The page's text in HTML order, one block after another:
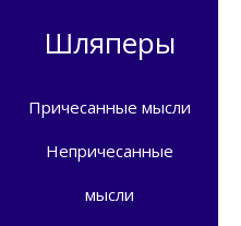
Шляперы
Причесанные мысли
Непричесанные
мысли